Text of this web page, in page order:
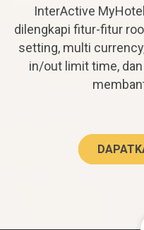
InterActive
dilengkapi fitur-fitur
setting, multi
in/out limit time,